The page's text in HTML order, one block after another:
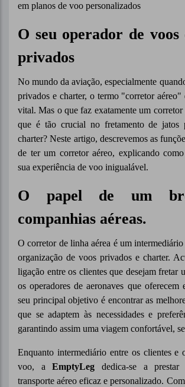
em planos de voo personalizados
O seu operador de
privados
No mundo da aviação, especialmente
privados e charter, o termo "corretor aéreo"
vital. Mas o que faz exatamente um corretor
que é tão crucial no fretamento de jatos
charter? Neste artigo, descrevemos as
de ter um corretor aéreo, explicando
sua experiência de voo inigualável.
O papel de um
companhias aéreas.
O corretor de linha aérea é um
organização de voos privados e charter.
ligação entre os clientes que desejam fretar
os operadores de aeronaves que oferecem
seu principal objetivo é encontrar as
que se adaptem às necessidades e
garantindo assim uma viagem confortável,
Enquanto intermediário entre os clientes e
voo, aEmptyLeg dedica-se a
transporte aéreo eficaz e personalizado.